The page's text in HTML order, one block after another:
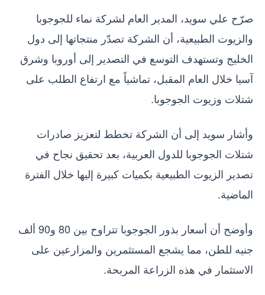
صرّح علي سويد، المدير العام لشركة نماء للجوجوبا
والزيوت الطبيعية، أن الشركة تصدّر منتجاتها إلى دول
الخليج وتستهدف التوسع في التصدير إلى أوروبا وشرق
آسيا خلال العام المقبل، تماشياً مع ارتفاع الطلب على
شتلات وزيوت الجوجوبا.
وأشار سويد إلى أن الشركة تخطط لتعزيز صادرات
شتلات الجوجوبا للدول العربية، بعد تحقيق نجاح في
تصدير الزيوت الطبيعية بكميات كبيرة إليها خلال الفترة
الماضية.
وأوضح أن أسعار بذور الجوجوبا تتراوح بين 80 و90 ألف
جنيه للطن، مما يشجع المستثمرين والمزارعين على
الاستثمار في هذه الزراعة المربحة.